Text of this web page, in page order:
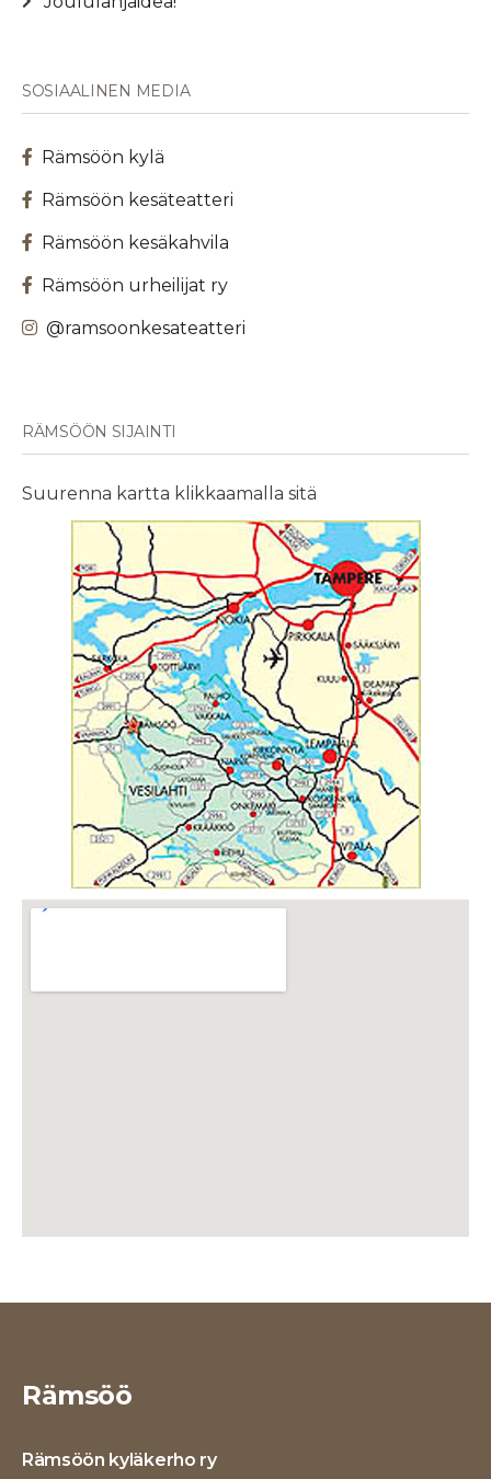
SOSIAALINEN MEDIA
Rämsöön kylä
Rämsöön kesäteatteri
Rämsöön kesäkahvila
Rämsöön urheilijat ry
@ramsoonkesateatteri
RÄMSÖÖN SIJAINTI
Suurenna kartta klikkaamalla sitä
Rämsöö
Rämsöön kyläkerho ry